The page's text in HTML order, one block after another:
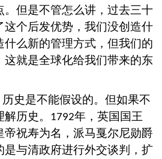
。但是不管怎么讲，过去三十
这个后发优势，我们没创造什
什么新的管理方式，但我们的
这就是全球化给我们带来的东
史是不能假设的。但如果不
历史。
1792年，英国国王
帝祝寿为名，派马戛尔尼勋爵
是与清政府进行外交谈判，扩